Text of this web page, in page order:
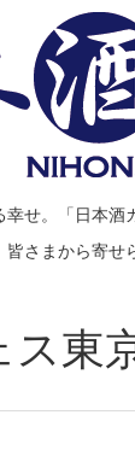
せ。「日本酒
皆さまから寄
ス東